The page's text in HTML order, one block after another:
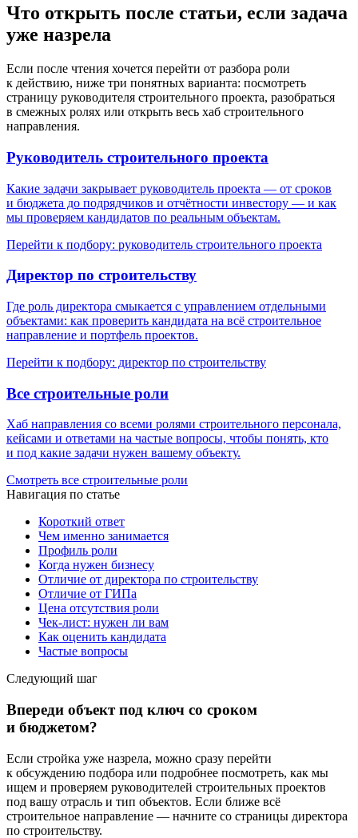
Что открыть после статьи, если задача
уже назрела
Если после чтения хочется перейти от разбора роли
к действию, ниже три понятных варианта: посмотреть
страницу руководителя строительного проекта, разобраться
в смежных ролях или открыть весь хаб строительного
направления.
Руководитель строительного проекта
Какие задачи закрывает руководитель проекта — от сроков
и бюджета до подрядчиков и отчётности инвестору — и как
мы проверяем кандидатов по реальным объектам.
Перейти к подбору: руководитель строительного проекта
Директор по строительству
Где роль директора смыкается с управлением отдельными
объектами: как проверить кандидата на всё строительное
направление и портфель проектов.
Перейти к подбору: директор по строительству
Все строительные роли
Хаб направления со всеми ролями строительного персонала,
кейсами и ответами на частые вопросы, чтобы понять, кто
и под какие задачи нужен вашему объекту.
Смотреть все строительные роли
Навигация по статье
Короткий ответ
Чем именно занимается
Профиль роли
Когда нужен бизнесу
Отличие от директора по строительству
Отличие от ГИПа
Цена отсутствия роли
Чек-лист: нужен ли вам
Как оценить кандидата
Частые вопросы
Следующий шаг
Впереди объект под ключ со сроком
и бюджетом?
Если стройка уже назрела, можно сразу перейти
к обсуждению подбора или подробнее посмотреть, как мы
ищем и проверяем руководителей строительных проектов
под вашу отрасль и тип объектов. Если ближе всё
строительное направление — начните со страницы директора
по строительству.